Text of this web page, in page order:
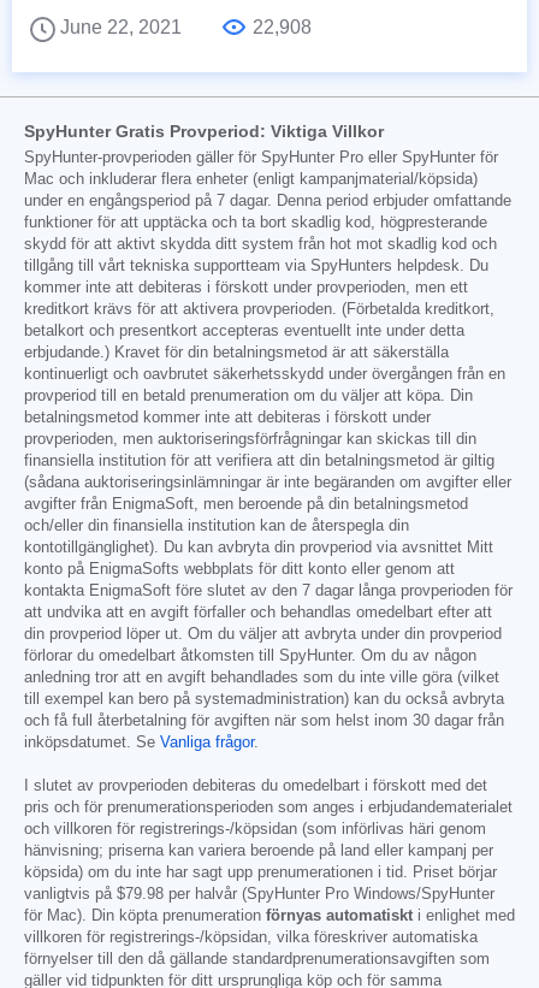
June 22, 2021
22,908
SpyHunter Gratis Provperiod: Viktiga Villkor
SpyHunter-provperioden gäller för SpyHunter Pro eller SpyHunter för
Mac och inkluderar flera enheter (enligt kampanjmaterial/köpsida)
under en engångsperiod på 7 dagar. Denna period erbjuder omfattande
funktioner för att upptäcka och ta bort skadlig kod, högpresterande
skydd för att aktivt skydda ditt system från hot mot skadlig kod och
tillgång till vårt tekniska supportteam via SpyHunters helpdesk. Du
kommer inte att debiteras i förskott under provperioden, men ett
kreditkort krävs för att aktivera provperioden. (Förbetalda kreditkort,
betalkort och presentkort accepteras eventuellt inte under detta
erbjudande.) Kravet för din betalningsmetod är att säkerställa
kontinuerligt och oavbrutet säkerhetsskydd under övergången från en
provperiod till en betald prenumeration om du väljer att köpa. Din
betalningsmetod kommer inte att debiteras i förskott under
provperioden, men auktoriseringsförfrågningar kan skickas till din
finansiella institution för att verifiera att din betalningsmetod är giltig
(sådana auktoriseringsinlämningar är inte begäranden om avgifter eller
avgifter från EnigmaSoft, men beroende på din betalningsmetod
och/eller din finansiella institution kan de återspegla din
kontotillgänglighet). Du kan avbryta din provperiod via avsnittet Mitt
konto på EnigmaSofts webbplats för ditt konto eller genom att
kontakta EnigmaSoft före slutet av den 7 dagar långa provperioden för
att undvika att en avgift förfaller och behandlas omedelbart efter att
din provperiod löper ut. Om du väljer att avbryta under din provperiod
förlorar du omedelbart åtkomsten till SpyHunter. Om du av någon
anledning tror att en avgift behandlades som du inte ville göra (vilket
till exempel kan bero på systemadministration) kan du också avbryta
och få full återbetalning för avgiften när som helst inom 30 dagar från
inköpsdatumet. Se Vanliga frågor.
I slutet av provperioden debiteras du omedelbart i förskott med det
pris och för prenumerationsperioden som anges i erbjudandematerialet
och villkoren för registrerings-/köpsidan (som införlivas häri genom
hänvisning; priserna kan variera beroende på land eller kampanj per
köpsida) om du inte har sagt upp prenumerationen i tid. Priset börjar
vanligtvis på $79.98 per halvår (SpyHunter Pro Windows/SpyHunter
för Mac). Din köpta prenumeration förnyas automatiskt i enlighet med
villkoren för registrerings-/köpsidan, vilka föreskriver automatiska
förnyelser till den då gällande standardprenumerationsavgiften som
gäller vid tidpunkten för ditt ursprungliga köp och för samma